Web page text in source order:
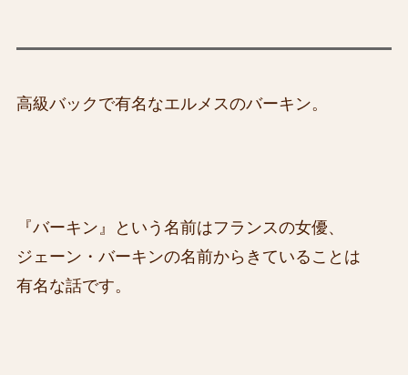
高級バックで有名なエルメスのバーキン。
『バーキン』という名前はフランスの女優、
ジェーン・バーキンの名前からきていることは
有名な話です。